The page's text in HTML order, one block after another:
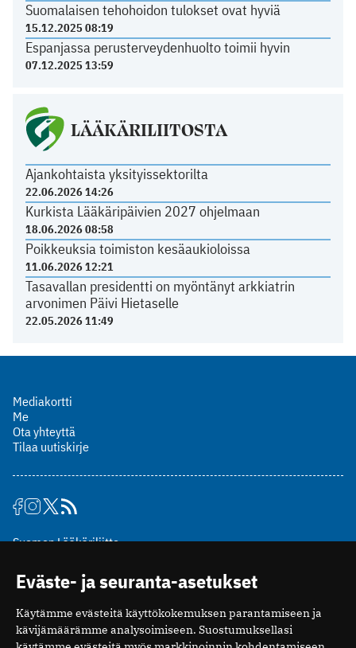
Suomalaisen tehohoidon tulokset ovat hyviä
15.12.2025 08:19
Espanjassa perusterveydenhuolto toimii hyvin
07.12.2025 13:59
LÄÄKÄRILIITOSTA
Ajankohtaista yksityissektorilta
22.06.2026 14:26
Kurkista Lääkäripäivien 2027 ohjelmaan
18.06.2026 08:58
Poikkeuksia toimiston kesäaukioloissa
11.06.2026 12:21
Tasavallan presidentti on myöntänyt arkkiatrin
arvonimen Päivi Hietaselle
22.05.2026 11:49
Mediakortti
Me
Ota yhteyttä
Tilaa uutiskirje
Suomen Lääkäriliitto
00510 Helsinki
puh. (09) 393 091
toimitus@potilaanlaakarilehti.fi
Eväste- ja seuranta-asetukset
Käytämme evästeitä käyttökokemuksen parantamiseen ja
kävijämäärämme analysoimiseen. Suostumuksellasi